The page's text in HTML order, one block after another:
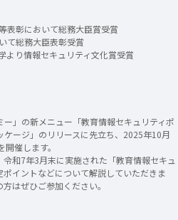
彰において総務大臣賞受賞
て総務大臣表彰受賞
り情報セキュリティ文化賞受賞
ー」の新メニュー「教育情報セキュリティポ
ケージ」のリリースに先立ち、2025年10月
催します。
和7年3月末に実施された「教育情報セキュ
イントなどについて解説していただきま
はぜひご参加ください。